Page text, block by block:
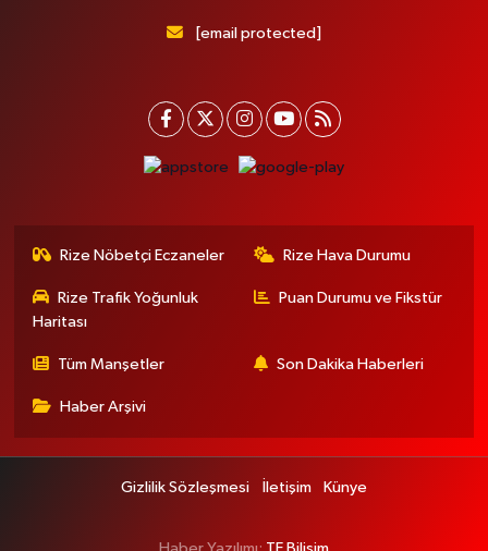
[email protected]
Rize Nöbetçi Eczaneler Rize Hava Durumu
Rize Trafik Yoğunluk
Haritası
Puan Durumu ve Fikstür
Tüm Manşetler Son Dakika Haberleri
Haber Arşivi
Gizlilik Sözleşmesi İletişim Künye